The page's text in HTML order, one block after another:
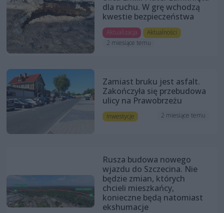
dla ruchu. W grę wchodzą
kwestie bezpieczeństwa
Aktualizacja
Aktualności
2 miesiące temu
Zamiast bruku jest asfalt.
Zakończyła się przebudowa
ulicy na Prawobrzeżu
Inwestycje 2 miesiące temu
Rusza budowa nowego
wjazdu do Szczecina. Nie
będzie zmian, których
chcieli mieszkańcy,
konieczne będą natomiast
ekshumacje